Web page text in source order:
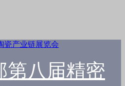
第八届精密